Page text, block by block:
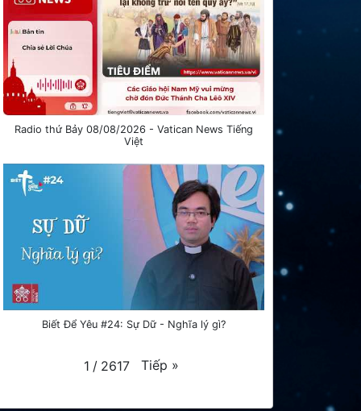
Radio thứ Bảy 08/08/2026 - Vatican News Tiếng
Việt
Biết Để Yêu #24: Sự Dữ - Nghĩa lý gì?
1 / 2617 Tiếp »